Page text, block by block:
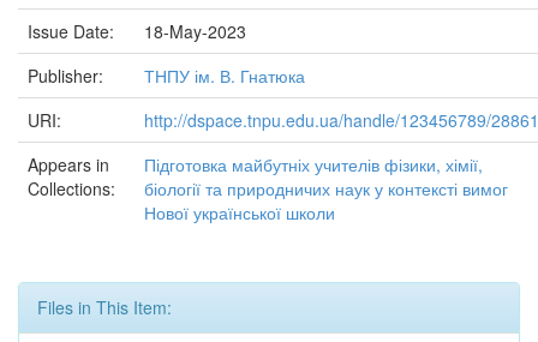
Issue Date:
18-May-2023
Publisher:
ТНПУ ім. В. Гнатюка
URI:
http://dspace.tnpu.edu.ua/handle/123456789/28861
Appears in
Collections:
Підготовка майбутніх учителів фізики, хімії,
біології та природничих наук у контексті вимог
Нової української школи
Files in This Item: